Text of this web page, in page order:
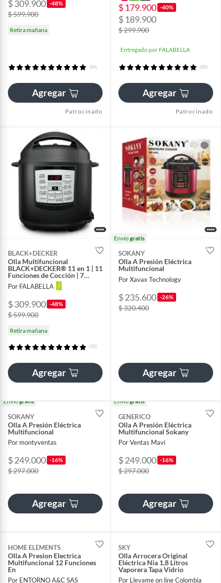
Capacidad 5.7 Litros | PR100B
$ 309.900 -48%
$ 599.900
Retira mañana
(89)
Agregar
Patrocinado
$ 179.900 -40%
$ 189.900
$ 299.900
Entregado por FALABELLA
(80)
Agregar
Patrocinado
BLACK+DECKER
Olla Multifuncional
BLACK+DECKER® 11 en 1 | 11
Funciones de Cocción | 7
Funciones de Olla a Presión y
7 Funciones sin Presión| 9
Capacidad 5.7 Litros | PR100B
Por FALABELLA
$ 309.900 -48%
$ 599.900
Retira mañana
(92)
Agregar
Envíogratis
SOKANY
Olla A Presión Eléctrica
Multifuncional
Por Xavax Technology
$ 235.600 -26%
$ 320.400
Agregar
Envíogratis
SOKANY
Olla A Presión Eléctrica
Multifuncional
Por montyventas
$ 249.000 -16%
$ 297.000
Agregar
Envíogratis
GENERICO
Olla A Presión Eléctrica
Multifuncional Sokany
Por Ventas Mavi
$ 249.000 -16%
$ 297.000
Agregar
HOME ELEMENTS
Olla A Presion Electrica
Multifuncional 12 Funciones
En
Por ENTORNO A&C SAS
SKY
Olla Arrocera Original
Eléctrica Nia 1,8 Litros
Vaporera Tapa Vidrio
Por Llevame on line Colombia